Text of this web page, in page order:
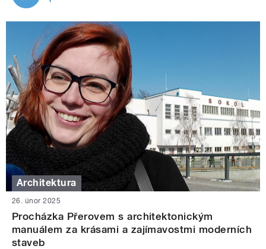
Architektura
26. únor 2025
Procházka Přerovem s architektonickým
manuálem za krásami a zajímavostmi moderních
staveb